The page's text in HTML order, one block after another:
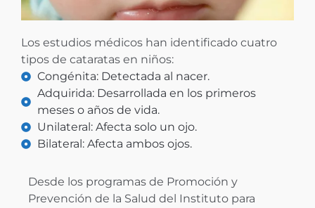
Los estudios médicos han identificado cuatro
tipos de cataratas en niños:
Congénita: Detectada al nacer.
Adquirida: Desarrollada en los primeros
meses o años de vida.
Unilateral: Afecta solo un ojo.
Bilateral: Afecta ambos ojos.
Desde los programas de Promoción y
Prevención de la Salud del Instituto para